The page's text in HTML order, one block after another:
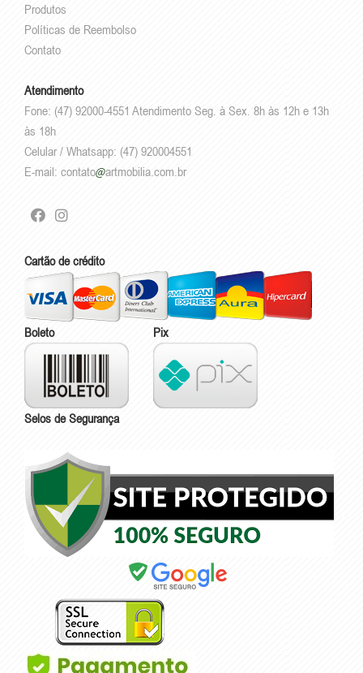
Produtos
Políticas de Reembolso
Contato
Atendimento
Fone: (47) 92000-4551 Atendimento Seg. à Sex. 8h às 12h e 13h
às 18h
Celular / Whatsapp: (47) 920004551
E-mail: contato artmobilia.com.br
Cartão de crédito
Boleto Pix
Selos de Segurança